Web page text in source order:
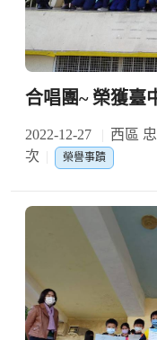
合唱團~ 榮獲臺
2022-12-27 西區
次
榮譽事蹟